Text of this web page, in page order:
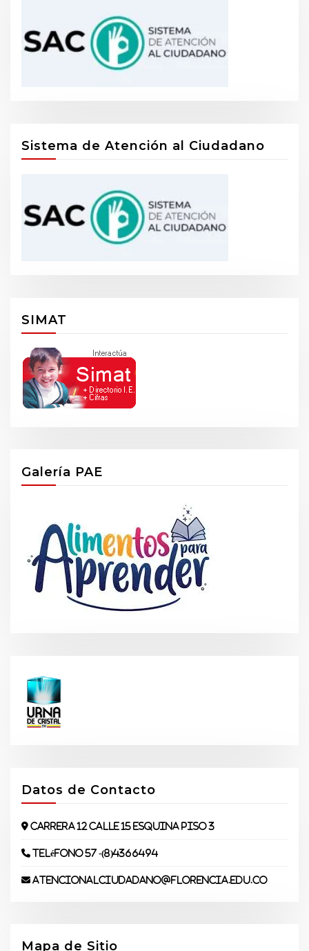
Sistema de Atención al Ciudadano
SIMAT
Galería PAE
Datos de Contacto
Carrera 12 Calle 15 Esquina piso 3
Teléfono 57 -(8)4366494
atencionalciudadano@florencia.edu.co
Mapa de Sitio